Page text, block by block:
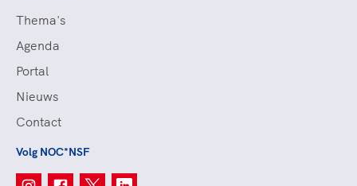
Thema's
Agenda
Portal
Nieuws
Contact
Volg NOC*NSF